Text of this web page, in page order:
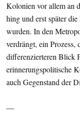
Kolonien vor allem an
hing und erst später
wurden. In den
verdrängt, ein Prozess,
differenzierteren Blick
erinnerungspolitische
auch Gegenstand der
—